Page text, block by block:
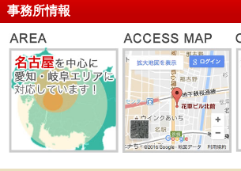
事務所情報